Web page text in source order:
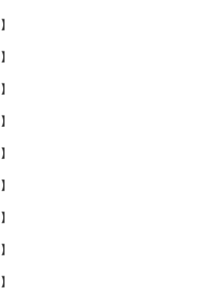
】
】
】
】
】
】
】
】
】